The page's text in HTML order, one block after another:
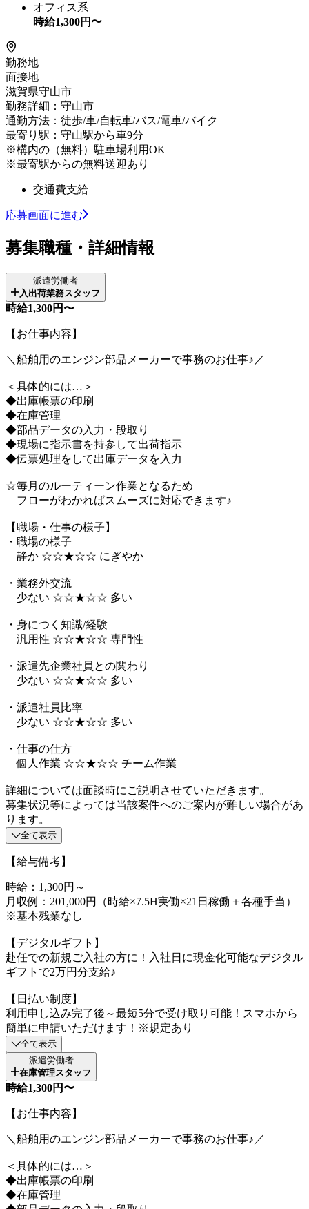
オフィス系
時給1,300円〜
勤務地
面接地
滋賀県守山市
勤務詳細：守山市
通勤方法：徒歩/車/自転車/バス/電車/バイク
最寄り駅：守山駅から車9分
※構内の（無料）駐車場利用OK
※最寄駅からの無料送迎あり
交通費支給
応募画面に進む
募集職種・詳細情報
派遣労働者
入出荷業務スタッフ
時給1,300円〜
【お仕事内容】
＼船舶用のエンジン部品メーカーで事務のお仕事♪／
＜具体的には…＞
◆出庫帳票の印刷
◆在庫管理
◆部品データの入力・段取り
◆現場に指示書を持参して出荷指示
◆伝票処理をして出庫データを入力
☆毎月のルーティーン作業となるため
フローがわかればスムーズに対応できます♪
【職場・仕事の様子】
・職場の様子
静か ☆☆★☆☆ にぎやか
・業務外交流
少ない ☆☆★☆☆ 多い
・身につく知識/経験
汎用性 ☆☆★☆☆ 専門性
・派遣先企業社員との関わり
少ない ☆☆★☆☆ 多い
・派遣社員比率
少ない ☆☆★☆☆ 多い
・仕事の仕方
個人作業 ☆☆★☆☆ チーム作業
詳細については面談時にご説明させていただきます。
募集状況等によっては当該案件へのご案内が難しい場合があ
ります。
全て表示
【給与備考】
時給：1,300円～
月収例：201,000円（時給×7.5H実働×21日稼働＋各種手当）
※基本残業なし
【デジタルギフト】
赴任での新規ご入社の方に！入社日に現金化可能なデジタル
ギフトで2万円分支給♪
【日払い制度】
利用申し込み完了後～最短5分で受け取り可能！スマホから
簡単に申請いただけます！※規定あり
全て表示
派遣労働者
在庫管理スタッフ
時給1,300円〜
【お仕事内容】
＼船舶用のエンジン部品メーカーで事務のお仕事♪／
＜具体的には…＞
◆出庫帳票の印刷
◆在庫管理